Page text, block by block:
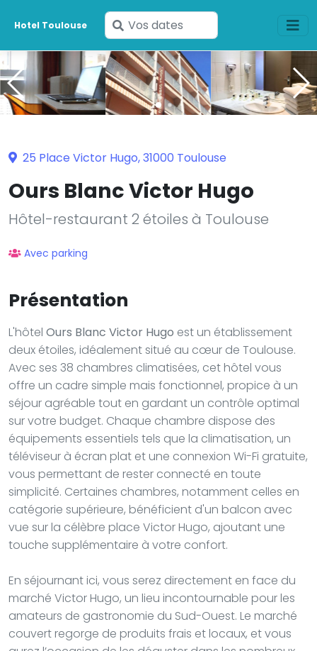
Hotel Toulouse
Saisissez
vos
dates
25 Place Victor Hugo, 31000 Toulouse
Ours Blanc Victor Hugo
Hôtel-restaurant 2 étoiles à Toulouse
Avec parking
Présentation
L'hôtel Ours Blanc Victor Hugo est un établissement
deux étoiles, idéalement situé au cœur de Toulouse.
Avec ses 38 chambres climatisées, cet hôtel vous
offre un cadre simple mais fonctionnel, propice à un
séjour agréable tout en gardant un contrôle optimal
sur votre budget. Chaque chambre dispose des
équipements essentiels tels que la climatisation, un
téléviseur à écran plat et une connexion Wi-Fi gratuite,
vous permettant de rester connecté en toute
simplicité. Certaines chambres, notamment celles en
catégorie supérieure, bénéficient d'un balcon avec
vue sur la célèbre place Victor Hugo, ajoutant une
touche supplémentaire à votre confort.
En séjournant ici, vous serez directement en face du
marché Victor Hugo, un lieu incontournable pour les
amateurs de gastronomie du Sud-Ouest. Le marché
couvert regorge de produits frais et locaux, et vous